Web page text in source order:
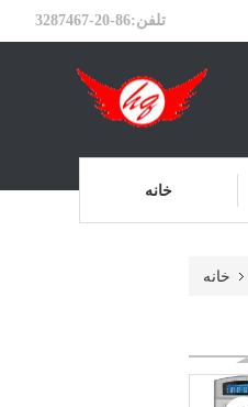
تلفن:86-20-3287467
خانه
خانه